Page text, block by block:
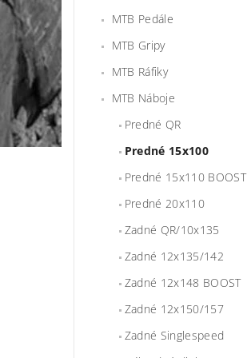
MTB Pedále
MTB Gripy
MTB Ráfiky
MTB Náboje
Predné QR
Predné 15x100
Predné 15x110 BOOST
Predné 20x110
Zadné QR/10x135
Zadné 12x135/142
Zadné 12x148 BOOST
Zadné 12x150/157
Zadné Singlespeed